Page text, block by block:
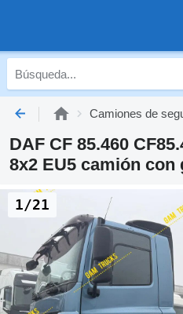
Camiones de
DAF CF 85.460
8x2 EU5 camión con
1/21